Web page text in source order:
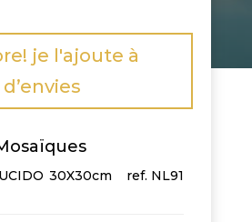
je l'ajoute à
30X30cm NL91